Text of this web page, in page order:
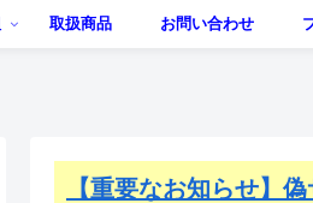
取扱商品 お問い合わせ
【重要なお知らせ】